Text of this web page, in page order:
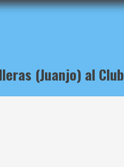
(Juanjo) al Club